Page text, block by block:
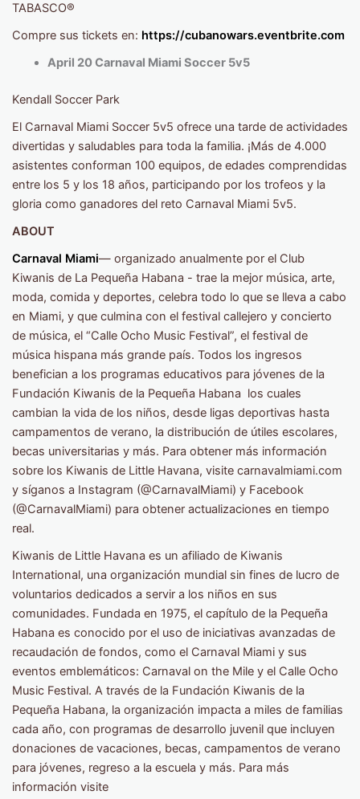
TABASCO®
Compre sus tickets en: https://cubanowars.eventbrite.com
April 20 Carnaval Miami Soccer 5v5
Kendall Soccer Park
El Carnaval Miami Soccer 5v5 ofrece una tarde de actividades
divertidas y saludables para toda la familia. ¡Más de 4.000
asistentes conforman 100 equipos, de edades comprendidas
entre los 5 y los 18 años, participando por los trofeos y la
gloria como ganadores del reto Carnaval Miami 5v5.
ABOUT
Carnaval Miami— organizado anualmente por el Club
Kiwanis de La Pequeña Habana - trae la mejor música, arte,
moda, comida y deportes, celebra todo lo que se lleva a cabo
en Miami, y que culmina con el festival callejero y concierto
de música, el “Calle Ocho Music Festival”, el festival de
música hispana más grande país. Todos los ingresos
benefician a los programas educativos para jóvenes de la
Fundación Kiwanis de la Pequeña Habana los cuales
cambian la vida de los niños, desde ligas deportivas hasta
campamentos de verano, la distribución de útiles escolares,
becas universitarias y más. Para obtener más información
sobre los Kiwanis de Little Havana, visite carnavalmiami.com
y síganos a Instagram (@CarnavalMiami) y Facebook
(@CarnavalMiami) para obtener actualizaciones en tiempo
real.
Kiwanis de Little Havana es un afiliado de Kiwanis
International, una organización mundial sin fines de lucro de
voluntarios dedicados a servir a los niños en sus
comunidades. Fundada en 1975, el capítulo de la Pequeña
Habana es conocido por el uso de iniciativas avanzadas de
recaudación de fondos, como el Carnaval Miami y sus
eventos emblemáticos: Carnaval on the Mile y el Calle Ocho
Music Festival. A través de la Fundación Kiwanis de la
Pequeña Habana, la organización impacta a miles de familias
cada año, con programas de desarrollo juvenil que incluyen
donaciones de vacaciones, becas, campamentos de verano
para jóvenes, regreso a la escuela y más. Para más
información visite